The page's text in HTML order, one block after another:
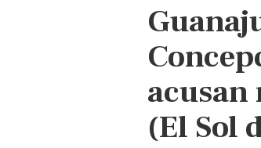
acusan
(El Sol